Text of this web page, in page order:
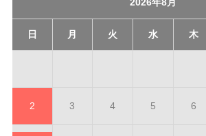
日 月 火 水 木
2 3 4 5 6